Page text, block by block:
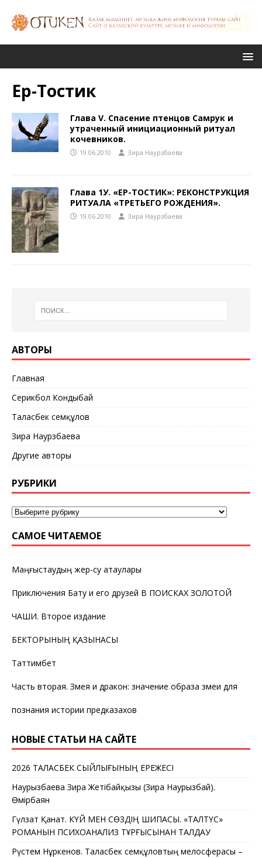
Ер-Тостик
Глава V. Спасение птенцов Самрук и
утраченный инициационный ритуал
кочевников.
19.06.2010 Зира Наурзбаева
Глава 1У. «ЕР-ТОСТИК»: РЕКОНСТРУКЦИЯ
РИТУАЛА «ТРЕТЬЕГО РОЖДЕНИЯ».
19.06.2010 Зира Наурзбаева
АВТОРЫ
Главная
Серикбол Кондыбай
Таласбек Әсемқұлов
Зира Наурзбаева
Другие авторы
РУБРИКИ
САМОЕ ЧИТАЕМОЕ
Маңғыстаудың жер-су атаулары
Приключения Бату и его друзей В ПОИСКАХ ЗОЛОТОЙ
ЧАШИ. Второе издание
БЕКТОРЫНЫҢ ҚАЗЫНАСЫ
Таттимбет
Часть вторая. Змея и дракон: значение образа змеи для
познания истории предказахов
НОВЫЕ СТАТЬИ НА САЙТЕ
2026 ТАЛАСБЕК СЫЙЛЫҒЫНЫҢ ЕРЕЖЕСІ
Наурызбаева Зира Жетібайқызы (Зира Наурызбай).
Өмірбаян
Гүлзат Қанат. КҮЙ МЕН СӨЗДІҢ ШИПАСЫ. «ТАЛТҮС»
РОМАНЫН ПСИХОАНАЛИЗ ТҰРҒЫСЫНАН ТАЛДАУ
Рүстем Нұркенов. Таласбек Әсемқұловтың мелосферасы –